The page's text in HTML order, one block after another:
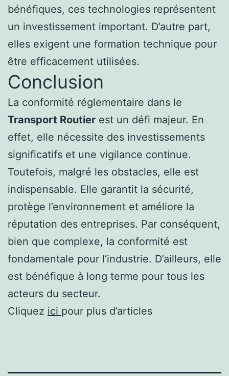
bénéfiques, ces technologies représentent
un investissement important. D’autre part,
elles exigent une formation technique pour
être efficacement utilisées.
Conclusion
La conformité réglementaire dans le
Transport Routier est un défi majeur. En
effet, elle nécessite des investissements
significatifs et une vigilance continue.
Toutefois, malgré les obstacles, elle est
indispensable. Elle garantit la sécurité,
protège l’environnement et améliore la
réputation des entreprises. Par conséquent,
bien que complexe, la conformité est
fondamentale pour l’industrie. D’ailleurs, elle
est bénéfique à long terme pour tous les
acteurs du secteur.
Cliquez ici pour plus d’articles